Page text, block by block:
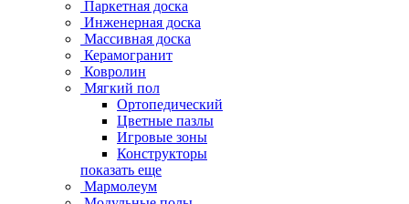
Паркетная доска
Инженерная доска
Массивная доска
Керамогранит
Ковролин
Мягкий пол
Ортопедический
Цветные пазлы
Игровые зоны
Конструкторы
показать еще
Мармолеум